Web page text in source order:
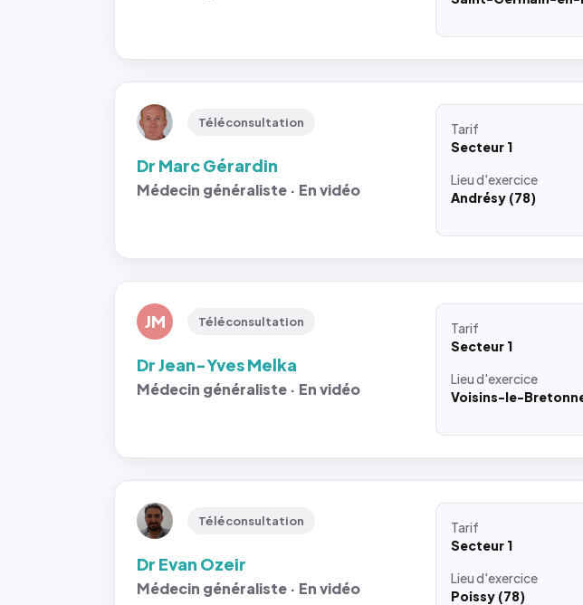
Téléconsultation
Dr Marc Gérardin
Médecin généraliste · En vidéo
Tarif
Secteur 1
Lieud'exercice
Andrésy (78)
JM Téléconsultation
Dr Jean-Yves Melka
Médecin généraliste · En vidéo
Tarif
Secteur 1
Lieud'exercice
Voisins-le-
Téléconsultation
Dr Evan Ozeir
Médecin généraliste · En vidéo
Tarif
Secteur 1
Lieud'exercice
Poissy (78)